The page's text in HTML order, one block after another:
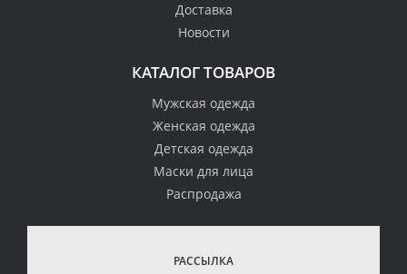
Доставка
Новости
КАТАЛОГ ТОВАРОВ
Мужская одежда
Женская одежда
Детская одежда
Маски для лица
Распродажа
РАССЫЛКА